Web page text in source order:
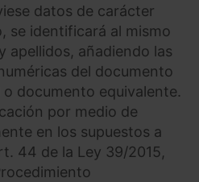
datos de carácter
se identificará al mismo
apellidos, añadiendo las
del documento
documento equivalente.
por medio de
en los supuestos a
44 de la Ley 39/2015,